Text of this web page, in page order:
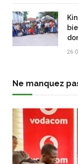
26
Ne manquez